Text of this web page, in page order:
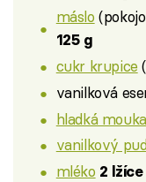
máslo
125 g
cukr krupice
vanilková
hladká mouka
vanilkový
mléko 2 lžíce